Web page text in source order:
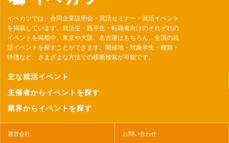
イベカツでは、合同企業説明会・就活セミナー・就活イベント
を掲載しています。就活生・既卒生・転職者向けのそれぞれの
イベントを掲載中。東京や大阪、名古屋はもちろん、全国の就
活イベントを探すことができます。開催地・対象学生・種類・
特徴など、さまざまな方法での横断検索が可能です。
主な就活イベント
主催者からイベントを探す
業界からイベントを探す
運営会社 お問い合わせ